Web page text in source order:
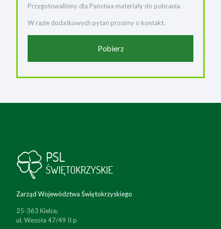
Przygotowaliśmy dla Państwa materiały do pobrania.
W razie dodatkowych pytań prosimy o kontakt.
Pobierz
Zarząd Województwa Świętokrzyskiego
25-363 Kielce,
ul. Wesoła 47/49 II p